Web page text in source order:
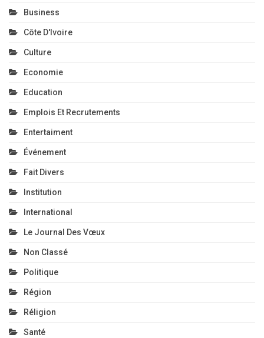
Business
Côte D'Ivoire
Culture
Economie
Education
Emplois Et Recrutements
Entertaiment
Événement
Fait Divers
Institution
International
Le Journal Des Vœux
Non Classé
Politique
Région
Réligion
Santé